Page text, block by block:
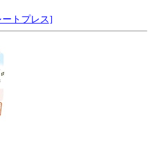
ートプレス]